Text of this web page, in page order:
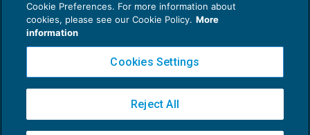
Privacy Policy
Cookie Policy
Copyright 2016 ©Gruppo Euroconference S.p.A.v2.32.4
Piazza Luigi Einaudi, 10N01 - 20124 Milano - info@ecnews.it
Cookie Preferences. For more information about
cookies, please see our Cookie Policy. More
information
Cookies Settings
Reject All